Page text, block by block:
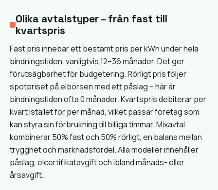
Olika avtalstyper – från fast till
kvartspris
Fast pris innebär ett bestämt pris per kWh under hela
bindningstiden, vanligtvis 12–36 månader. Det ger
förutsägbarhet för budgetering. Rörligt pris följer
spotpriset på elbörsen med ett påslag – här är
bindningstiden ofta 0 månader. Kvartspris debiterar per
kvart istället för per månad, vilket passar företag som
kan styra sin förbrukning till billiga timmar. Mixavtal
kombinerar 50% fast och 50% rörligt, en balans mellan
trygghet och marknadsfördel. Alla modeller innehåller
påslag, elcertifikatavgift och ibland månads- eller
årsavgift.